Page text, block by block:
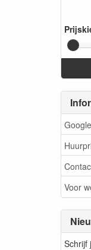
Voor
Schrijf